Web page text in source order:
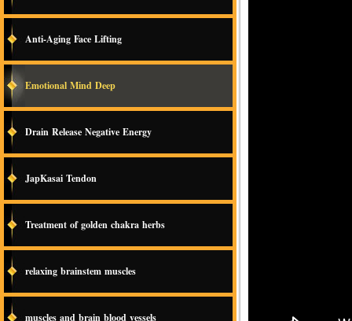
Anti-Aging Face Lifting
Emotional Mind Deep
Drain Release Negative Energy
JapKasai Tendon
Treatment of golden chakra herbs
relaxing brainstem muscles
muscles and brain blood vessels